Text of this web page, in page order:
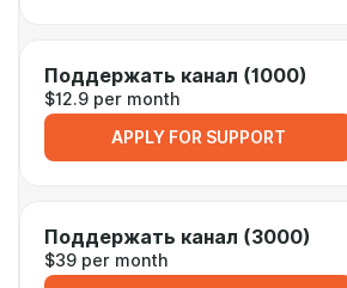
Поддержать канал (1000)
$12.9 per month
APPLY FOR SUPPORT
Поддержать канал (3000)
$39 per month